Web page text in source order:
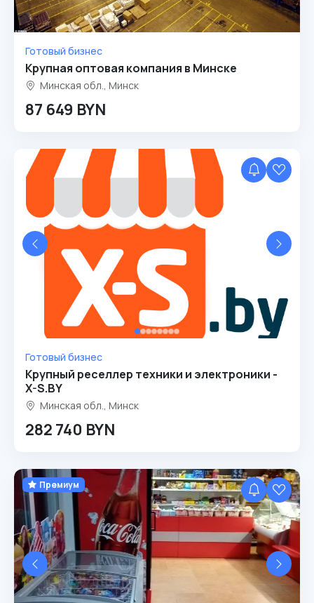
Готовый бизнес
Крупная оптовая компания в Минске
Минская обл., Минск
87 649 BYN
Готовый бизнес
Крупный реселлер техники и электроники -
X-S.BY
Минская обл., Минск
282 740 BYN
Премиум